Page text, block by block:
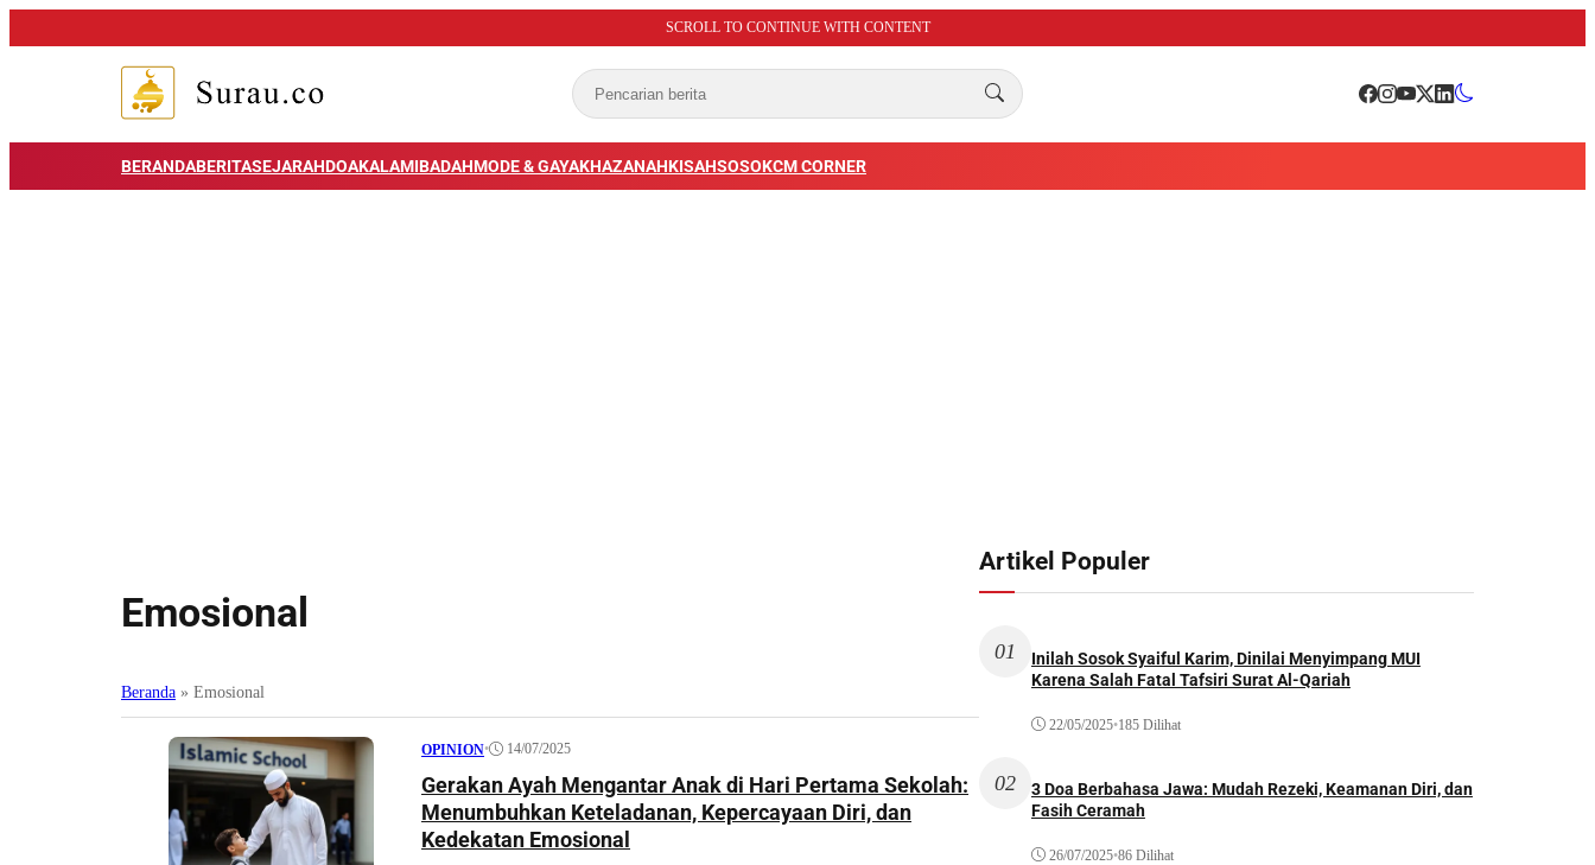
SCROLL TO CONTINUE WITH CONTENT
BERANDABERITASEJARAHDOAKALAMIBADAHMODE & GAYAKHAZANAHKISAHSOSOKCM CORNER
Emosional
Beranda » Emosional
OPINION• 14/07/2025
Gerakan Ayah Mengantar Anak di Hari Pertama Sekolah:
Menumbuhkan Keteladanan, Kepercayaan Diri, dan
Kedekatan Emosional
Artikel Populer
01
Inilah Sosok Syaiful Karim, Dinilai Menyimpang MUI
Karena Salah Fatal Tafsiri Surat Al-Qariah
22/05/2025•185 Dilihat
02
3 Doa Berbahasa Jawa: Mudah Rezeki, Keamanan Diri, dan
Fasih Ceramah
26/07/2025•86 Dilihat